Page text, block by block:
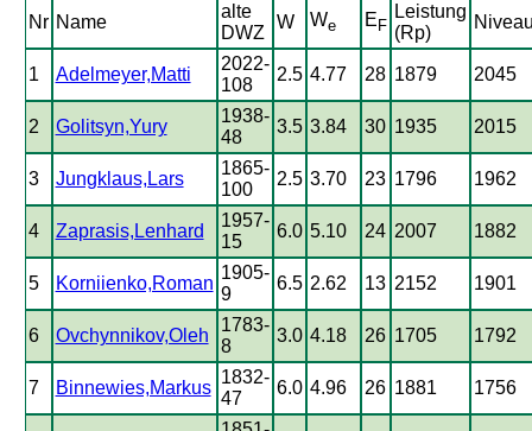
Nr Name
alte
DWZ
W We E F
Leistung
(Rp)
1 Adelmeyer,Matti
2022-
108
2.5 4.77 28 1879 2045
2 Golitsyn,Yury
1938-
48
3.5 3.84 30 1935 2015
3 Jungklaus,Lars
1865-
100
2.5 3.70 23 1796 1962
4 Zaprasis,Lenhard
1957-
15
6.0 5.10 24 2007 1882
5 Korniienko,Roman
1905-
9
6.5 2.62 13 2152 1901
6 Ovchynnikov,Oleh
1783-
8
3.0 4.18 26 1705 1792
7 Binnewies,Markus
1832-
47
6.0 4.96 26 1881 1756